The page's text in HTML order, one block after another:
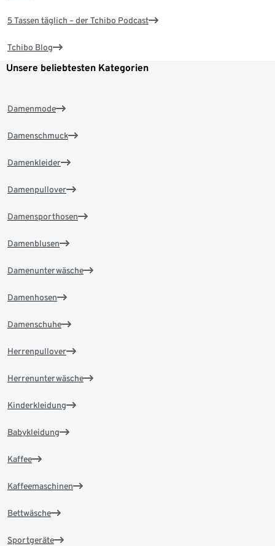
5 Tassen täglich – der Tchibo Podcast
Tchibo Blog
Unsere beliebtesten Kategorien
Damenmode
Damenschmuck
Damenkleider
Damenpullover
Damensporthosen
Damenblusen
Damenunterwäsche
Damenhosen
Damenschuhe
Herrenpullover
Herrenunterwäsche
Kinderkleidung
Babykleidung
Kaffee
Kaffeemaschinen
Bettwäsche
Sportgeräte